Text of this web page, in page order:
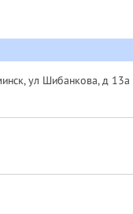
ул Шибанкова, д 13а